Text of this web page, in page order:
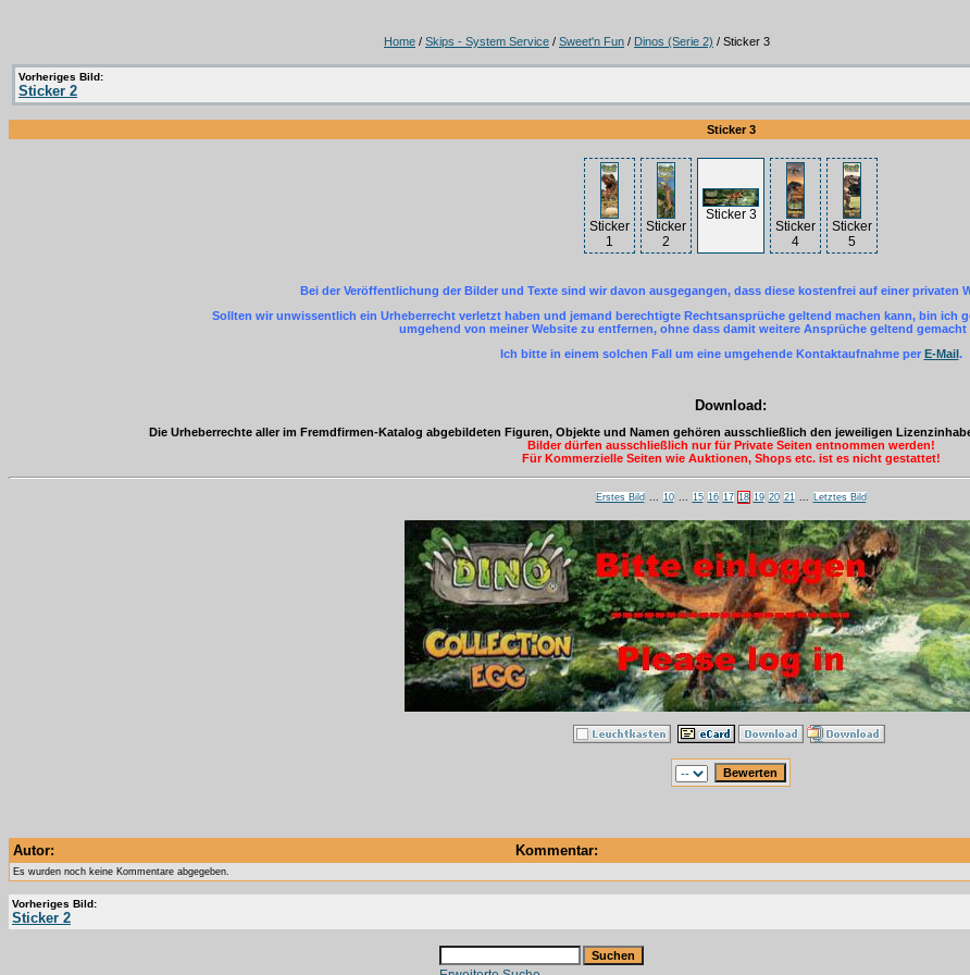
Home / Skips - System Service / Sweet'n Fun / Dinos (Serie 2) / Sticker 3
Vorheriges Bild:
Sticker 2
Sticker 3
Sticker
1
Sticker
2
Sticker 3
Sticker
4
Sticker
5
Bei der Veröffentlichung der Bilder und Texte sind wir davon ausgegangen, dass diese kostenfrei auf einer privaten
Sollten wir unwissentlich ein Urheberrecht verletzt haben und jemand berechtigte Rechtsansprüche geltend machen kann, bin ich
umgehend von meiner Website zu entfernen, ohne dass damit weitere Ansprüche geltend
Ich bitte in einem solchen Fall um eine umgehende Kontaktaufnahme per E-Mail.
Download:
Die Urheberrechte aller im Fremdfirmen-Katalog abgebildeten Figuren, Objekte und Namen gehören ausschließlich den jeweiligen
Bilder dürfen ausschließlich nur für Private Seiten entnommen werden!
Für Kommerzielle Seiten wie Auktionen, Shops etc. ist es nicht gestattet!
Erstes Bild 10 15 16 17 18 19 20 21 Letztes Bild
Autor: Kommentar:
Es wurden noch keine Kommentare abgegeben.
Vorheriges Bild:
Sticker 2